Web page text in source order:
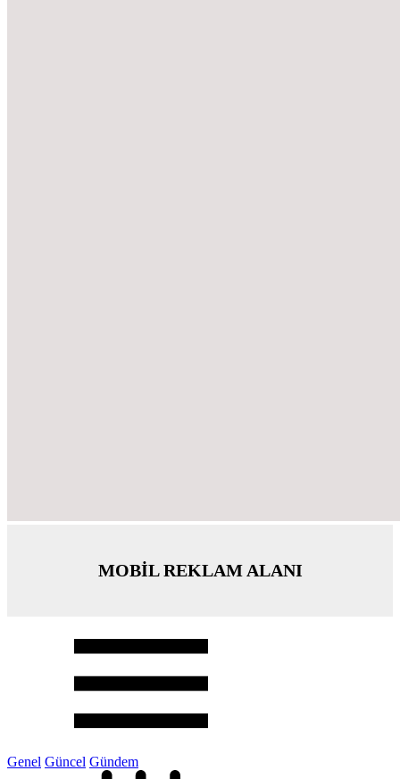
MOBİL REKLAM ALANI
Genel Güncel Gündem